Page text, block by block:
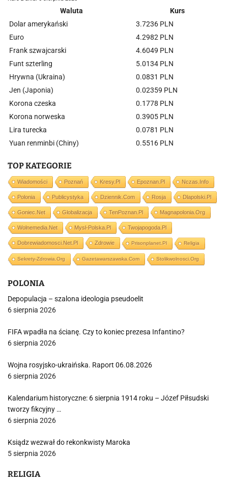
Waluta
Kurs
Dolar amerykański
3.7236 PLN
Euro
4.2982 PLN
Frank szwajcarski
4.6049 PLN
Funt szterling
5.0134 PLN
Hrywna (Ukraina)
0.0831 PLN
Jen (Japonia)
0.02359 PLN
Korona czeska
0.1778 PLN
Korona norweska
0.3905 PLN
Lira turecka
0.0781 PLN
Yuan renminbi (Chiny)
0.5516 PLN
TOP KATEGORIE
Wiadomości Poznań Kresy.pl Epoznan.pl Nczas.info
Polonia Publicystyka Dziennik.com Rosja Dlapolski.pl
Goniec.net Globalizacja TenPoznan.pl Magnapolonia.org
Wolnemedia.net Mysl-Polska.pl Twojapogoda.pl
Dobrewiadomosci.net.pl Zdrowie Prisonplanet.pl Religia
Sekrety-Zdrowia.org Gazetawarszawska.com Stolikwolnosci.org
POLONIA
Depopulacja – szalona ideologia pseudoelit
6 sierpnia 2026
FIFA wpadła na ścianę. Czy to koniec prezesa Infantino?
6 sierpnia 2026
Wojna rosyjsko-ukraińska. Raport 06.08.2026
6 sierpnia 2026
Kalendarium historyczne: 6 sierpnia 1914 roku – Józef Piłsudski
tworzy fikcyjny …
6 sierpnia 2026
Ksiądz wezwał do rekonkwisty Maroka
5 sierpnia 2026
RELIGIA